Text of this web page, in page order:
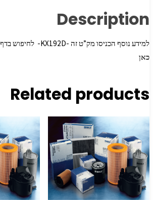
Description
למידע נוסף הכניסו מק”ט זה -KX192D- לחיפוש בדף הקישור באתר היצרן
כאן
Related products